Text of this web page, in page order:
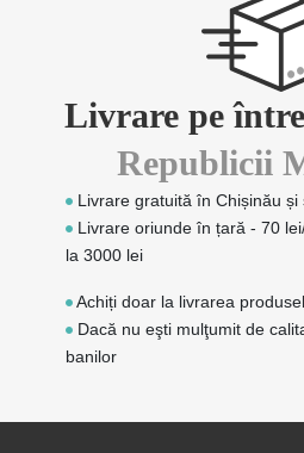
Livrare pe
Republicii
Livrare gratuită în Chișinău și
Livrare oriunde în țară - 70
la 3000 lei
Achiți doar la livrarea
Dacă nu eşti mulţumit de
banilor